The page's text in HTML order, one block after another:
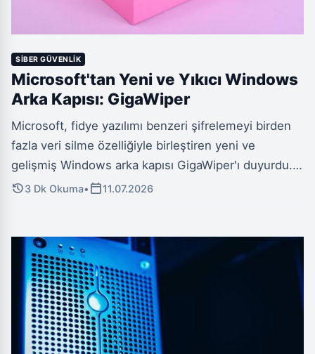
SIBER GÜVENLIK
Microsoft'tan Yeni ve Yıkıcı Windows
Arka Kapısı: GigaWiper
Microsoft, fidye yazılımı benzeri şifrelemeyi birden
fazla veri silme özelliğiyle birleştiren yeni ve
gelişmiş Windows arka kapısı GigaWiper'ı duyurdu.
Redmond merkezli tehdit avlama ekibi tarafından
oluşturuyor. Saldırganlara tek bir pakette hem
komuta-kontrol hem de yıkıcı yetenekler açısından
adeta bir 'İsviçre çakısı' sunuyor.
history3 Dk Okuma• calendar_today11.07.2026